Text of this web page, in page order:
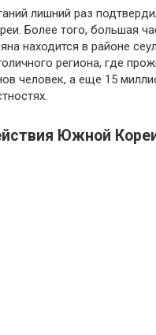
лишний раз
Более того, большая
находится в районе
региона, где
человек, а еще 15
Южной